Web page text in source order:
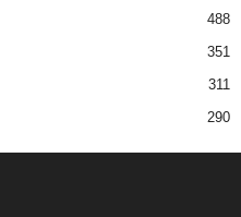
488
351
311
290